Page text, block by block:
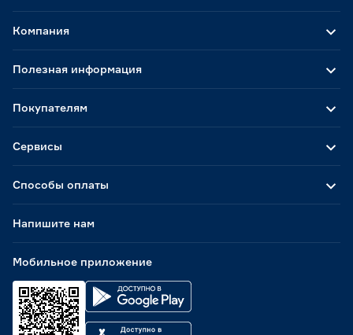
Способы оплаты
Мобильное приложение
Компания
Полезная информация
Покупателям
Сервисы
Напишите нам